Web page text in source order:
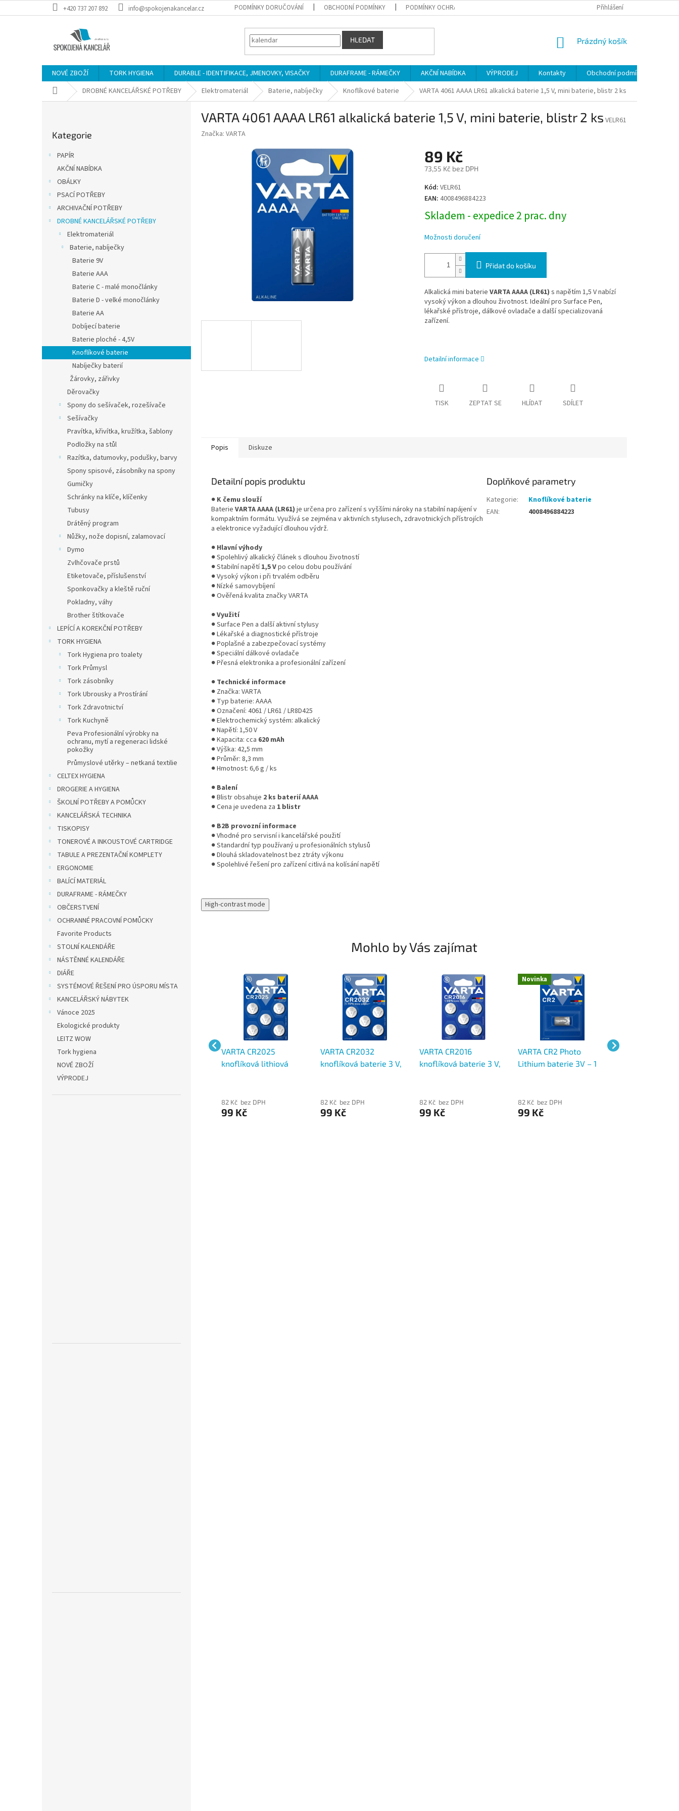
na
+420 737 207 892 info@spokojenakancelar.cz PODMÍNKY DORUČOVÁNÍ OBCHODNÍ PODMÍNKY PODMÍNKY OCHRANY OSOBNÍCH ÚDAJŮ Přihlášení
HLEDAT
NÁKUPNÍ
Prázdný košík
NOVÉ ZBOŽÍ TORK HYGIENA DURABLE - IDENTIFIKACE, JMENOVKY, VISAČKY DURAFRAME - RÁMEČKY AKČNÍ NABÍDKA VÝPRODEJ Kontakty
Obchodní podmínky
Domů DROBNÉ KANCELÁŘSKÉ POTŘEBY Elektromateriál Baterie, nabíječky Knoflíkové baterie VARTA 4061 AAAA LR61 alkalická baterie 1,5 V, mini baterie, blistr 2 ks
kategorie
Kategorie
PAPÍR
AKČNÍ NABÍDKA
OBÁLKY
PSACÍ POTŘEBY
ARCHIVAČNÍ POTŘEBY
DROBNÉ KANCELÁŘSKÉ POTŘEBY
Elektromateriál
Baterie, nabíječky
Baterie 9V
Baterie AAA
Baterie C - malé monočlánky
Baterie D - velké monočlánky
Baterie AA
Dobíjecí baterie
Baterie ploché - 4,5V
Knoflíkové baterie
Nabíječky baterií
Žárovky, zářivky
Děrovačky
Spony do sešívaček, rozešívače
Sešívačky
Pravítka, křivítka, kružítka, šablony
Podložky na stůl
Razítka, datumovky, podušky, barvy
Spony spisové, zásobníky na spony
Gumičky
Schránky na klíče, klíčenky
Tubusy
Drátěný program
Nůžky, nože dopisní, zalamovací
Dymo
Zvlhčovače prstů
Etiketovače, příslušenství
Sponkovačky a kleště ruční
Pokladny, váhy
Brother štítkovače
LEPÍCÍ A KOREKČNÍ POTŘEBY
TORK HYGIENA
Tork Hygiena pro toalety
Tork Průmysl
Tork zásobníky
Tork Ubrousky a Prostírání
Tork Zdravotnictví
Tork Kuchyně
Peva Profesionální výrobky na
ochranu, mytí a regeneraci lidské
pokožky
Průmyslové utěrky – netkaná textilie
CELTEX HYGIENA
DROGERIE A HYGIENA
ŠKOLNÍ POTŘEBY A POMŮCKY
KANCELÁŘSKÁ TECHNIKA
TISKOPISY
TONEROVÉ A INKOUSTOVÉ CARTRIDGE
TABULE A PREZENTAČNÍ KOMPLETY
ERGONOMIE
BALÍCÍ MATERIÁL
DURAFRAME - RÁMEČKY
OBČERSTVENÍ
OCHRANNÉ PRACOVNÍ POMŮCKY
Favorite Products
STOLNÍ KALENDÁŘE
NÁSTĚNNÉ KALENDÁŘE
DIÁŘE
SYSTÉMOVÉ ŘEŠENÍ PRO ÚSPORU MÍSTA
KANCELÁŘSKÝ NÁBYTEK
Vánoce 2025
Ekologické produkty
LEITZ WOW
Tork hygiena
NOVÉ ZBOŽÍ
VÝPRODEJ
VARTA 4061 AAAA LR61 alkalická baterie 1,5 V, mini baterie, blistr 2 ks VELR61
Značka: VARTA
89 Kč
73,55 Kč bez DPH
Měrná
cena:
Kód: VELR61
EAN: 4008496884223
Skladem - expedice 2 prac. dny
Možnosti doručení
Přidat do košíku
Alkalická mini baterie VARTA AAAA (LR61) s napětím 1,5 V nabízí
vysoký výkon a dlouhou životnost. Ideální pro Surface Pen,
lékařské přístroje, dálkové ovladače a další specializovaná
zařízení.
Detailní informace
TISK ZEPTAT SE HLÍDAT SDÍLET
Popis Diskuze
Detailní popis produktu
● K čemu slouží
Baterie VARTA AAAA (LR61) je určena pro zařízení s vyššími nároky na stabilní napájení v
kompaktním formátu. Využívá se zejména v aktivních stylusech, zdravotnických přístrojích
a elektronice vyžadující dlouhou výdrž.
● Hlavní výhody
● Spolehlivý alkalický článek s dlouhou životností
● Stabilní napětí1,5 Vpo celou dobu používání
● Vysoký výkon i při trvalém odběru
● Nízké samovybíjení
● Ověřená kvalita značky VARTA
●Využití
● Surface Pen a další aktivní stylusy
● Lékařské a diagnostické přístroje
● Poplašné a zabezpečovací systémy
● Speciální dálkové ovladače
● Přesná elektronika a profesionální zařízení
● Technické informace
● Značka: VARTA
● Typ baterie: AAAA
● Označení: 4061 / LR61 / LR8D425
● Elektrochemický systém: alkalický
● Napětí: 1,50 V
● Kapacita: cca 620 mAh
● Výška: 42,5 mm
● Průměr: 8,3 mm
● Hmotnost: 6,6 g / ks
● Balení
● Blistr obsahuje 2 ks baterií AAAA
● Cena je uvedena za 1 blistr
● B2B provozní informace
● Vhodné pro servisní i kancelářské použití
● Standardní typ používaný u profesionálních stylusů
● Dlouhá skladovatelnost bez ztráty výkonu
● Spolehlivé řešení pro zařízení citlivá na kolísání napětí
Doplňkové parametry
Kategorie:
Knoflíkové baterie
EAN: 4008496884223
High-contrast mode
Mohlo by Vás zajímat
VARTA V23GA alkalická
baterie 12 V, 50 mAh,
blistr 2 ks
VARTA CR2025
knoflíková lithiová
82 Kč bez DPH
99 Kč
VARTA CR2032
knoflíková baterie 3 V,
82 Kč bez DPH
99 Kč
VARTA CR2016
knoflíková baterie 3 V,
82 Kč bez DPH
99 Kč
Novinka
VARTA CR2 Photo
Lithium baterie 3V – 1
82 Kč bez DPH
99 Kč
VARTA CR123A